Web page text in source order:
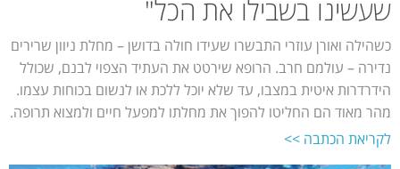
שעשינו בשבילו את הכל"
כשהילה ואורן עוזרי התבשרו שעידו חולה בדושן – מחלת ניוון שרירים
נדירה – עולמם חרב. הרופא שירטט את העתיד הצפוי לבנם, שכולל
הידרדרות איטית במצבו, עד שלא יוכל ללכת או לנשום בכוחות עצמו.
מהר מאוד הם החליטו להפוך את מחלתו למפעל חיים ולמצוא תרופה.
לקריאת הכתבה >>